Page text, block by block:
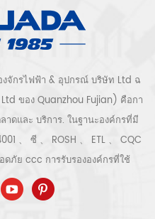
จักรไฟฟ้า & อุปกรณ์ บริษัท Ltd ฉ
ของ Quanzhou Fujian) คือกา
าดและ บริการ. ในฐานะองค์กรที่มี
、 ซี 、 ROSH 、 ETL 、 CQC
ภัย ccc การรับรององค์กรที่ใช้
ดอากาศ ได้แก่ แบบสกรู, ชนิดหอย
บ, เครื่องเป่า, ตัวกรอง, ท่อระบาย